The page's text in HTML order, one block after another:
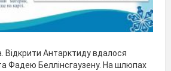
Відкрити Антарктиду вдалося
Фадею Беллінсгаузену. На шлюпах